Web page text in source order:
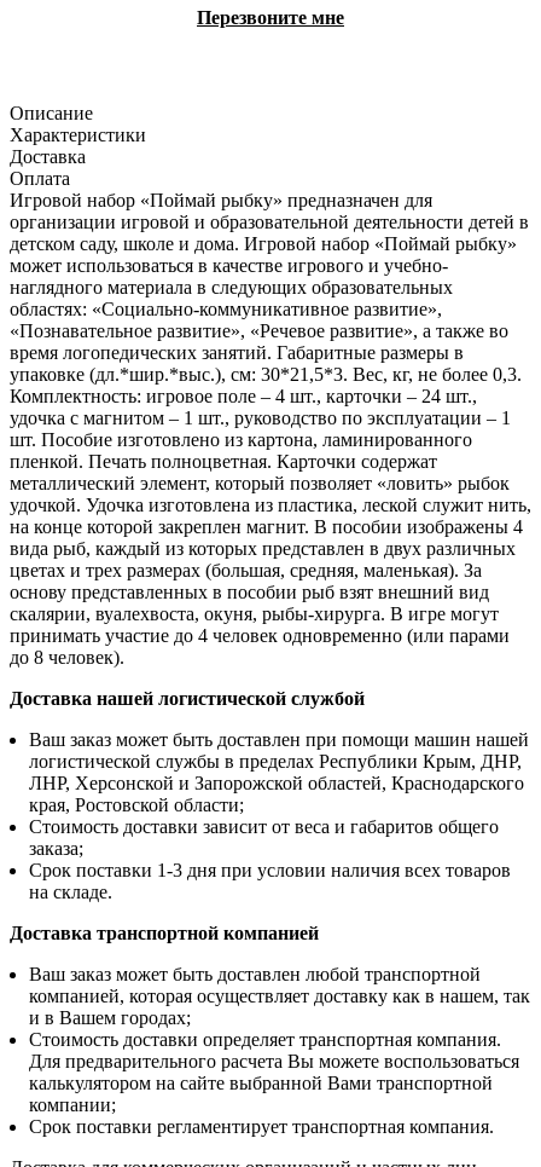
Перезвоните мне
Описание
Характеристики
Доставка
Оплата
Игровой набор «Поймай рыбку» предназначен для
организации игровой и образовательной деятельности детей в
детском саду, школе и дома. Игровой набор «Поймай рыбку»
может использоваться в качестве игрового и учебно-
наглядного материала в следующих образовательных
областях: «Социально-коммуникативное развитие»,
«Познавательное развитие», «Речевое развитие», а также во
время логопедических занятий. Габаритные размеры в
упаковке (дл.*шир.*выс.), см: 30*21,5*3. Вес, кг, не более 0,3.
Комплектность: игровое поле – 4 шт., карточки – 24 шт.,
удочка с магнитом – 1 шт., руководство по эксплуатации – 1
шт. Пособие изготовлено из картона, ламинированного
пленкой. Печать полноцветная. Карточки содержат
металлический элемент, который позволяет «ловить» рыбок
удочкой. Удочка изготовлена из пластика, леской служит нить,
на конце которой закреплен магнит. В пособии изображены 4
вида рыб, каждый из которых представлен в двух различных
цветах и трех размерах (большая, средняя, маленькая). За
основу представленных в пособии рыб взят внешний вид
скалярии, вуалехвоста, окуня, рыбы-хирурга. В игре могут
принимать участие до 4 человек одновременно (или парами
до 8 человек).
Доставка нашей логистической службой
Ваш заказ может быть доставлен при помощи машин нашей
логистической службы в пределах Республики Крым, ДНР,
ЛНР, Херсонской и Запорожской областей, Краснодарского
края, Ростовской области;
Стоимость доставки зависит от веса и габаритов общего
заказа;
Срок поставки 1-3 дня при условии наличия всех товаров
на складе.
Доставка транспортной компанией
Ваш заказ может быть доставлен любой транспортной
компанией, которая осуществляет доставку как в нашем, так
и в Вашем городах;
Стоимость доставки определяет транспортная компания.
Для предварительного расчета Вы можете воспользоваться
калькулятором на сайте выбранной Вами транспортной
компании;
Срок поставки регламентирует транспортная компания.